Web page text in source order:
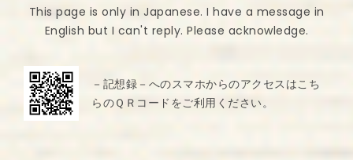
This page is only in Japanese. I have a message in
English but I can't reply. Please acknowledge.
－記想録－へのスマホからのアクセスはこち
らのＱＲコードをご利用ください。